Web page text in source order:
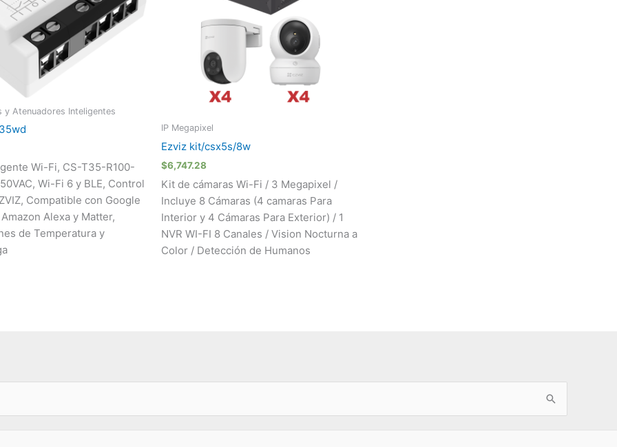
y Atenuadores Inteligentes
Wi-Fi, CS-T35-R100-
Wi-Fi 6 y BLE, Control
Compatible con Google
Alexa y Matter,
de Temperatura y
IP Megapixel
Ezviz kit/csx5s/8w
$6,747.28
Kit de cámaras Wi-Fi / 3 Megapixel /
Incluye 8 Cámaras (4 camaras Para
Interior y 4 Cámaras Para Exterior) / 1
NVR WI-FI 8 Canales / Vision Nocturna a
Color / Detección de Humanos